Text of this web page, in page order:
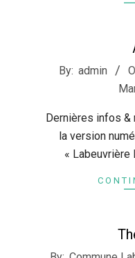
2026-
By: admin
Dernières infos &
la version
« Labeuvrière
2024-